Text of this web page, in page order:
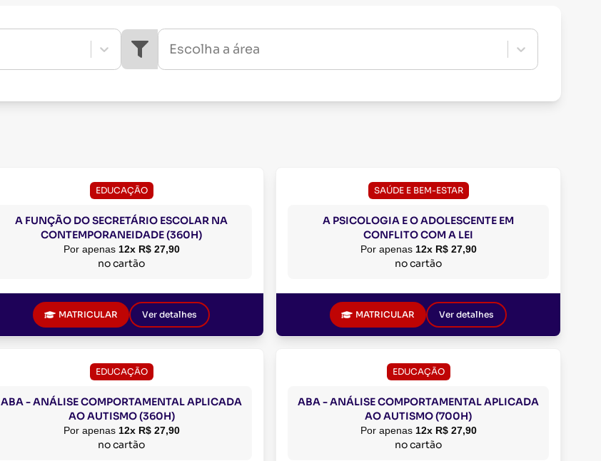
Escolha a área
EDUCAÇÃO
A FUNÇÃO DO SECRETÁRIO ESCOLAR NA
CONTEMPORANEIDADE (360H)
Por apenas 12x R$ 27,90
no cartão
MATRICULAR Ver detalhes
SAÚDE E BEM-ESTAR
A PSICOLOGIA E O ADOLESCENTE EM
CONFLITO COM A LEI
Por apenas 12x R$ 27,90
no cartão
MATRICULAR Ver detalhes
EDUCAÇÃO
ABA - ANÁLISE COMPORTAMENTAL APLICADA
AO AUTISMO (360H)
Por apenas 12x R$ 27,90
no cartão
EDUCAÇÃO
ABA - ANÁLISE COMPORTAMENTAL APLICADA
AO AUTISMO (700H)
Por apenas 12x R$ 27,90
no cartão